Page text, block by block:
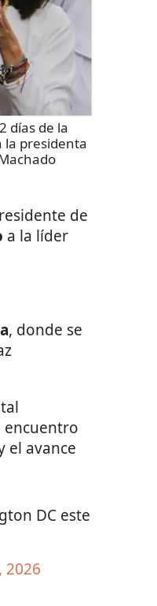
días de la
la presidenta
de
a la líder
, donde se
encuentro
el avance
DC este
2026